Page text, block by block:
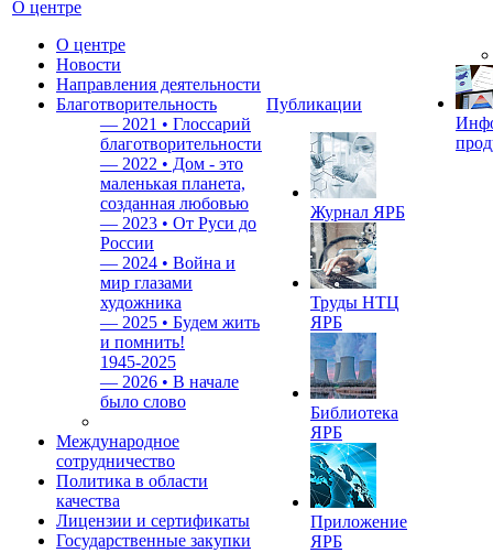
О центре
О центре
Новости
Направления деятельности
Благотворительность
— 2021 • Глоссарий
благотворительности
— 2022 • Дом - это
маленькая планета,
созданная любовью
— 2023 • От Руси до
России
— 2024 • Война и
мир глазами
художника
— 2025 • Будем жить
и помнить!
1945-2025
— 2026 • В начале
было слово
Международное
сотрудничество
Политика в области
качества
Лицензии и сертификаты
Государственные закупки
Публикации
Журнал ЯРБ
Труды НТЦ
ЯРБ
Библиотека
ЯРБ
Приложение
ЯРБ